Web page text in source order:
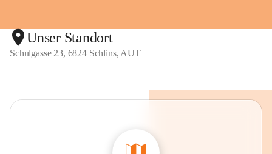
Unser Standort
Schulgasse 23, 6824 Schlins, AUT